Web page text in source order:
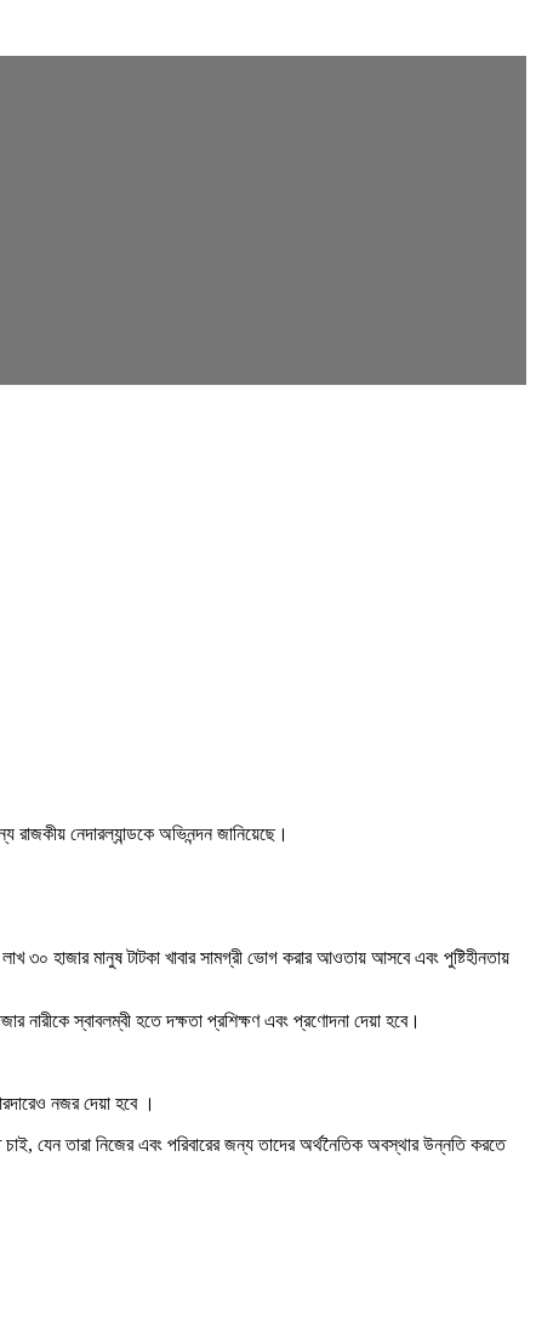
নেদারল্যান্ডকে অভিনন্দন জানিয়েছে।
৩০ হাজার মানুষ টাটকা খাবার সামগ্রী ভোগ করার আওতায় আসবে এবং পুষ্টিহীনতায়
নারীকে স্বাবলম্বী হতে দক্ষতা প্রশিক্ষণ এবং প্রণোদনা দেয়া হবে।
নজর দেয়া হবে ।
যেন তারা নিজের এবং পরিবারের জন্য তাদের অর্থনৈতিক অবস্থার উন্নতি করতে